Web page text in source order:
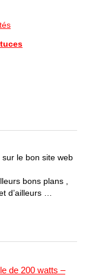
le bon site web
bons plans ,
d’ailleurs …
de 200 watts –